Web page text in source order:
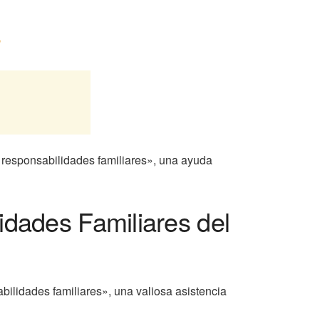
familiares», una ayuda
Familiares del
familiares», una valiosa asistencia